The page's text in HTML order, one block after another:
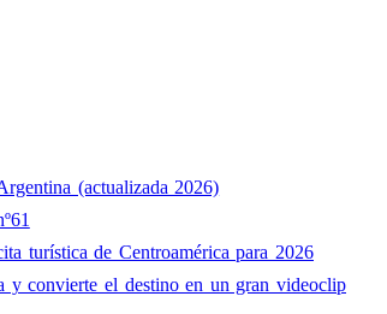
(actualizada 2026)
turística de Centroamérica para 2026
y convierte el destino en un gran videoclip